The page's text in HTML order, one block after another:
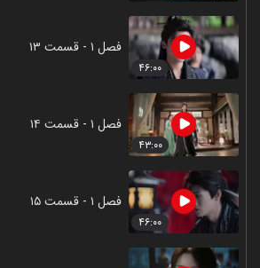
۴۶:۰۰
فصل ۱ - قسمت ۱۳
۴۳:۰۰
فصل ۱ - قسمت ۱۴
۴۶:۰۰
فصل ۱ - قسمت ۱۵